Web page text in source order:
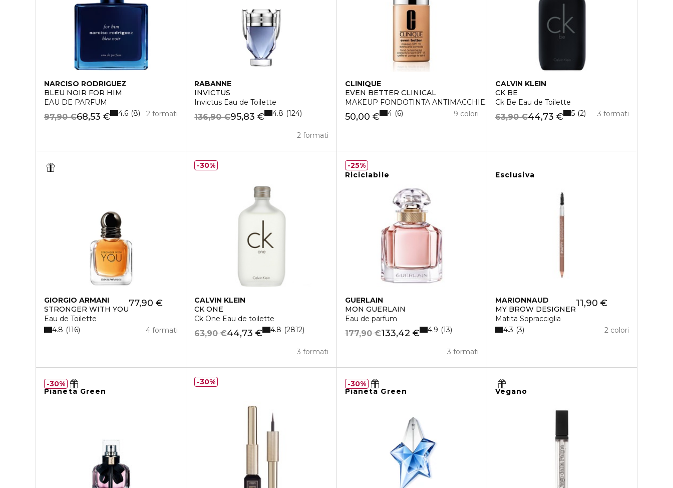
NARCISO RODRIGUEZ
BLEU NOIR FOR HIM
EAU DE PARFUM
68,53 €
97,90 € 2 formati
4.6 8
RABANNE
INVICTUS
Invictus Eau de Toilette
95,83 €
136,90 €
2 formati
4.8 124
CLINIQUE
EVEN BETTER CLINICAL
MAKEUP FONDOTINTA ANTIMACCHIE. SPF15
50,00 € 9 colori
4 6
CALVIN KLEIN
CK BE
Ck Be Eau de Toilette
44,73 €
63,90 € 3 formati
5 2
GIORGIO ARMANI
STRONGER WITH YOU
Eau de Toilette
77,90 €
4 formati
4.8 116
CALVIN KLEIN
CK ONE
Ck One Eau de toilette
44,73 €
63,90 €
3 formati
4.8 2812
30%
Riciclabile
GUERLAIN
MON GUERLAIN
Eau de parfum
133,42 €
177,90 €
3 formati
4.9 13
25%
Esclusiva
MARIONNAUD
MY BROW DESIGNER
Matita Sopracciglia
11,90 €
2 colori
4.3 3
Pianeta Green
30%
30%
Pianeta Green
30%
Vegano